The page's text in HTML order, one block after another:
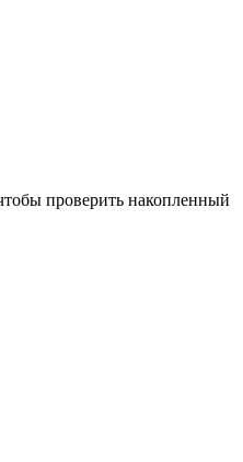
проверить накопленный